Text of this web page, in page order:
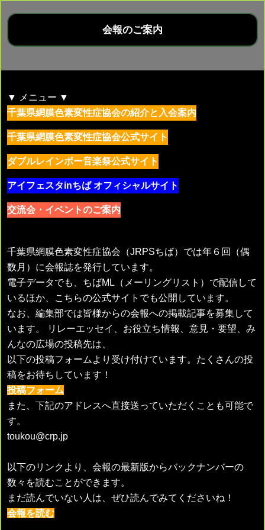
会報のご案内
▼ メニュー ▼
千葉県網膜色素変性症協会の紹介と入会案内
千葉県網膜色素変性症協会公式サイト
ダブルレインボー音楽祭公式サイト
アイフェスタinちば オフィシャルサイト
交流会・イベントのご案内
千葉県網膜色素変性症協会（JRPSちば）では年６回（偶
数月）に会報誌を発行しています。
電子データでも、ちばML（メーリングリスト）で配信して
いるほか、こちらの公式サイトでも公開しています。
なお、編集部では皆様からの会報への掲載記事を募集して
います。 リレーエッセイ、お役立ち情報、意見・要望、み
んなの広場の投稿先は、
以下の投稿フォームより受け付けています。たくさんの投
稿をお待ちしています！
投稿フォーム
また、下記のアドレスへ直接送っていただくことも可能で
す。
toukou@crp.jp
以下のリンクより、会報の最新版からバックナンバーの
数々を読むことができます。
まだ読んでいない人は、ぜひ読んでみてくださいね！
会報を読む